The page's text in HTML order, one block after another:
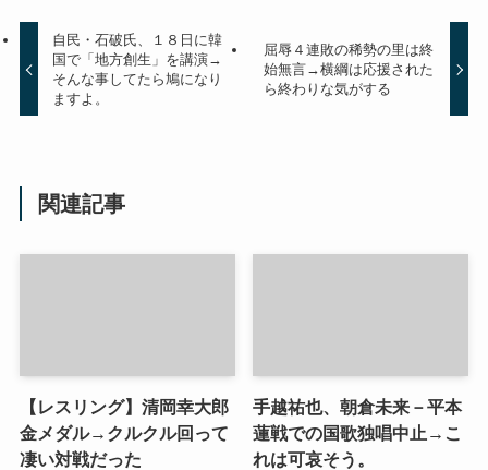
自民・石破氏、１８日に韓
国で「地方創生」を講演→
そんな事してたら鳩になり
ますよ。
屈辱４連敗の稀勢の里は終
始無言→横綱は応援された
ら終わりな気がする
関連記事
【レスリング】清岡幸大郎
金メダル→クルクル回って
凄い対戦だった
手越祐也、朝倉未来－平本
蓮戦での国歌独唱中止→こ
れは可哀そう。